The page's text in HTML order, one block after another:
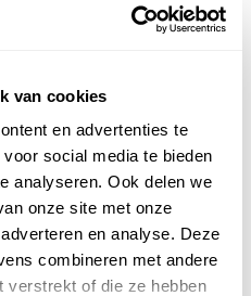
van cookies
en advertenties te
social media te bieden
analyseren. Ook delen we
onze site met onze
en analyse. Deze
combineren met andere
verstrekt of die ze hebben
Smeermiddelen